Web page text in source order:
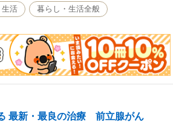
メリット、デメリットをわかりやすく解説し
方法を選びましょう。
生活 暮らし・生活全般
最新・最良の治療 前立腺がん